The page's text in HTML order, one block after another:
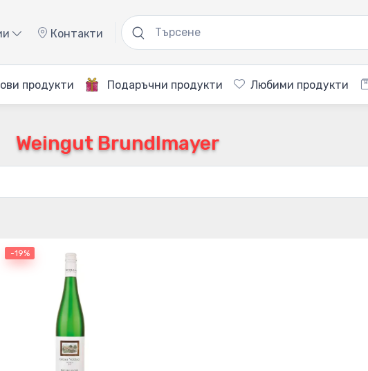
Контакти
продукти Подаръчни продукти Любими продукти
Weingut Brundlmayer
-19%